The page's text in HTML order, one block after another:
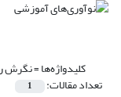
کلیدواژه‌ها =نگرش
تعداد مقالات: 1